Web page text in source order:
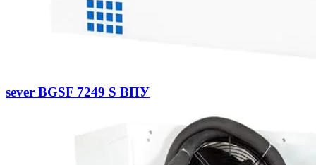
sever BGSF 7249 S ВПУ